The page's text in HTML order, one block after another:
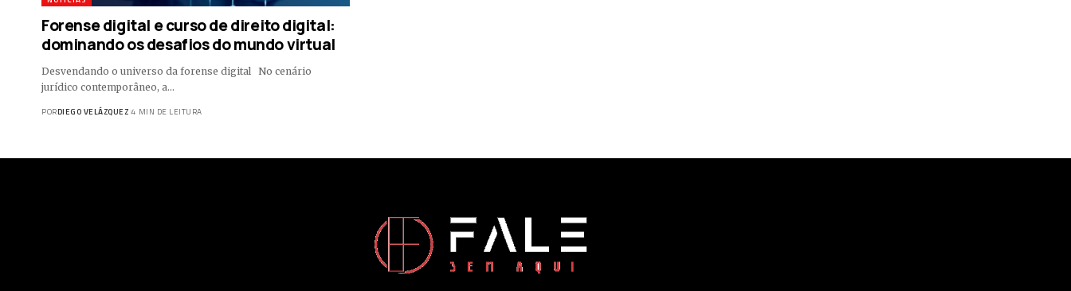
Forense digital e curso de direito digital:
dominando os desafios do mundo virtual
Desvendando o universo da forense digital No cenário
jurídico contemporâneo, a…
PORDIEGO VELÁZQUEZ 4 MIN DE LEITURA